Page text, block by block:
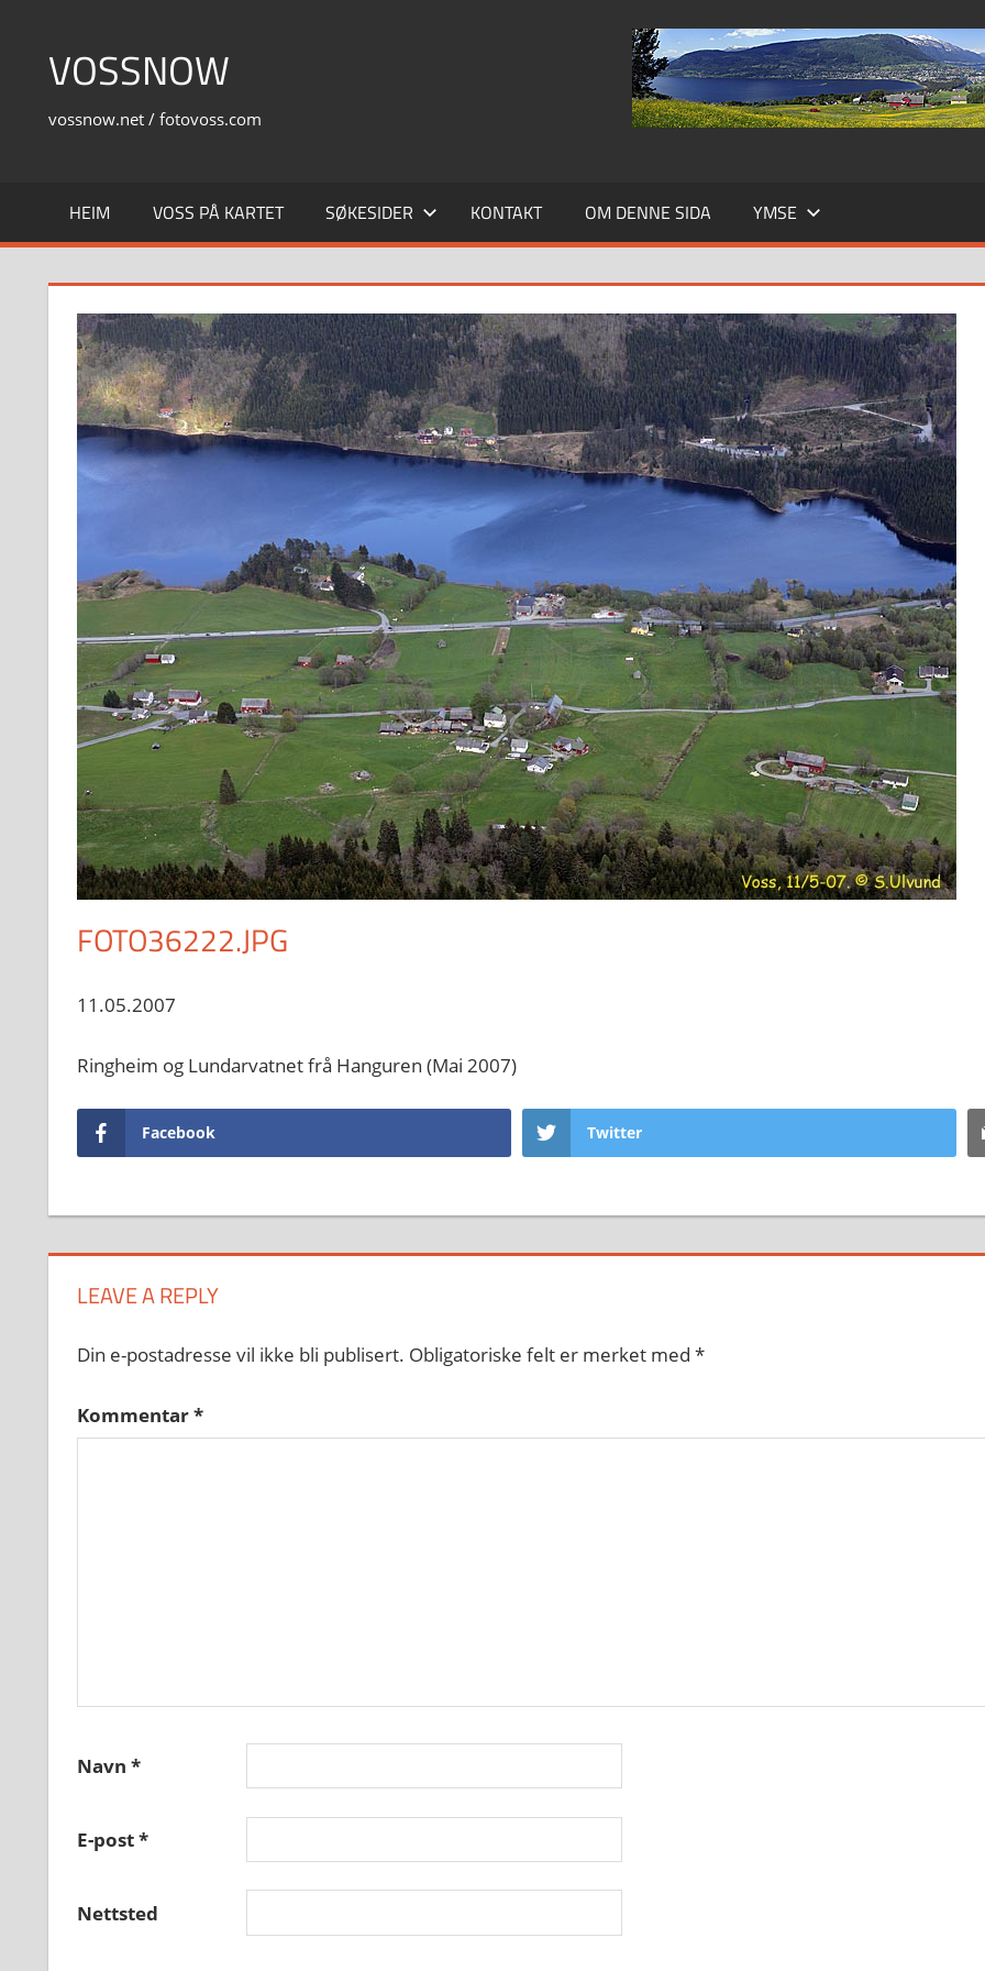
contentVOSSNOW
vossnow.net / fotovoss.com
HEIM VOSS PÅ KARTET SØKESIDER KONTAKT OM DENNE SIDA YMSE
FOTO36222.JPG
11.05.2007
Ringheim og Lundarvatnet frå Hanguren (Mai 2007)
Facebook Twitter
LEAVE A REPLY
Din e-postadresse vil ikke bli publisert. Obligatoriske felt er merket med *
Kommentar*
Navn *
E-post*
Nettsted